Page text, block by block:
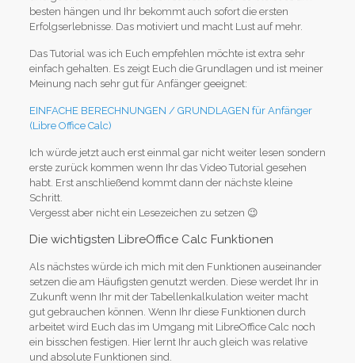
besten hängen und Ihr bekommt auch sofort die ersten
Erfolgserlebnisse. Das motiviert und macht Lust auf mehr.
Das Tutorial was ich Euch empfehlen möchte ist extra sehr
einfach gehalten. Es zeigt Euch die Grundlagen und ist meiner
Meinung nach sehr gut für Anfänger geeignet:
EINFACHE BERECHNUNGEN / GRUNDLAGEN für Anfänger
(Libre Office Calc)
Ich würde jetzt auch erst einmal gar nicht weiter lesen sondern
erste zurück kommen wenn Ihr das Video Tutorial gesehen
habt. Erst anschließend kommt dann der nächste kleine
Schritt.
Vergesst aber nicht ein Lesezeichen zu setzen 😉
Die wichtigsten LibreOffice Calc Funktionen
Als nächstes würde ich mich mit den Funktionen auseinander
setzen die am Häufigsten genutzt werden. Diese werdet Ihr in
Zukunft wenn Ihr mit der Tabellenkalkulation weiter macht
gut gebrauchen können. Wenn Ihr diese Funktionen durch
arbeitet wird Euch das im Umgang mit LibreOffice Calc noch
ein bisschen festigen. Hier lernt Ihr auch gleich was relative
und absolute Funktionen sind.